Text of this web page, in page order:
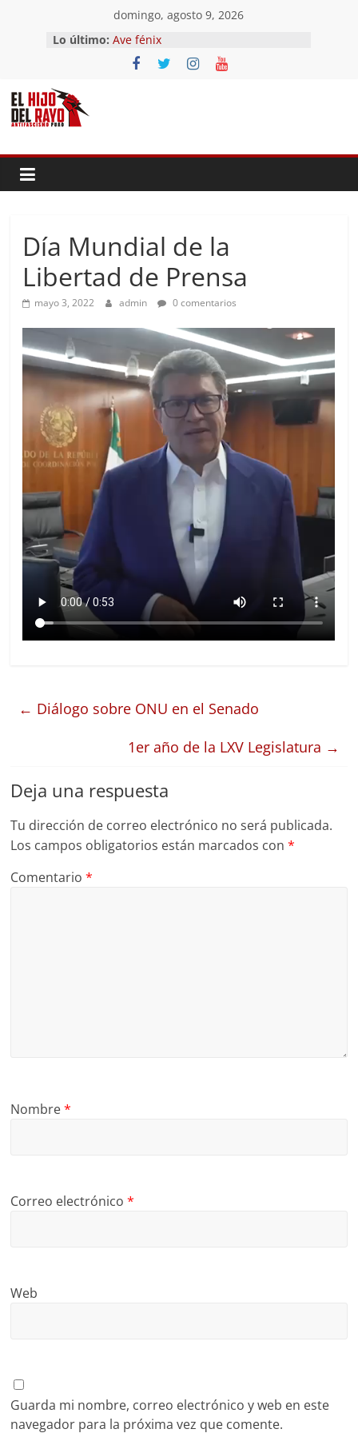
contenido
domingo, agosto 9, 2026
Lo último: Ave fénix
¿Dios no existe?
First Time
Día Mundial de la
Libertad de Prensa
mayo 3, 2022 admin 0 comentarios
← Diálogo sobre ONU en el Senado
1er año de la LXV Legislatura →
Deja una respuesta
Tu dirección de correo electrónico no será publicada.
Los campos obligatorios están marcados con*
Comentario*
Nombre*
Correo electrónico*
Web
Guarda mi nombre, correo electrónico y web en este
navegador para la próxima vez que comente.